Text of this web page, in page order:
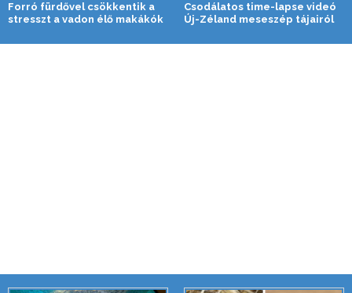
Forró fürdővel csökkentik a
stresszt a vadon élő makákók
Csodálatos time-lapse videó
Új-Zéland meseszép tájairól